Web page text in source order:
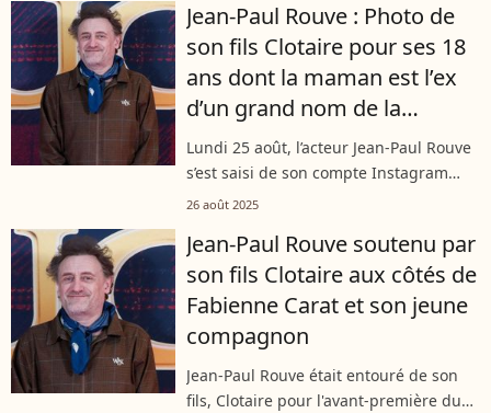
l’âge de 59 ans. Une disparition qui...
Jean-Paul Rouve : Photo de
son fils Clotaire pour ses 18
ans dont la maman est l’ex
d’un grand nom de la
littérature française
Lundi 25 août, l’acteur Jean-Paul Rouve
s’est saisi de son compte Instagram
pour écrire une pensée à son fils
anniversaire pour ses 18 ans. Le...
26 août 2025
Jean-Paul Rouve soutenu par
son fils Clotaire aux côtés de
Fabienne Carat et son jeune
compagnon
Jean-Paul Rouve était entouré de son
fils, Clotaire pour l'avant-première du